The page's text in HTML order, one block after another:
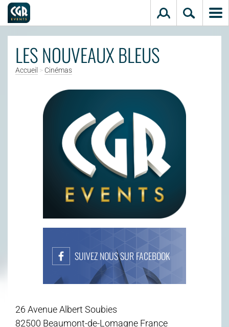
LES NOUVEAUX BLEUS
Accueil > Cinémas
SUIVEZ NOUS SUR FACEBOOK
26 Avenue Albert Soubies
82500 Beaumont-de-Lomagne France